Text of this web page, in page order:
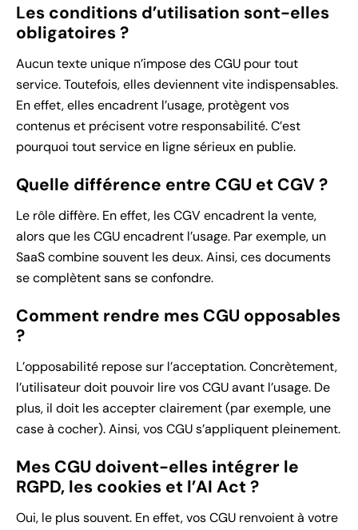
Les conditions d’utilisation sont-elles
obligatoires ?
Aucun texte unique n’impose des CGU pour tout
service. Toutefois, elles deviennent vite indispensables.
En effet, elles encadrent l’usage, protègent vos
contenus et précisent votre responsabilité. C’est
pourquoi tout service en ligne sérieux en publie.
Quelle différence entre CGU et CGV ?
Le rôle diffère. En effet, les CGV encadrent la vente,
alors que les CGU encadrent l’usage. Par exemple, un
SaaS combine souvent les deux. Ainsi, ces documents
se complètent sans se confondre.
Comment rendre mes CGU opposables
?
L’opposabilité repose sur l’acceptation. Concrètement,
l’utilisateur doit pouvoir lire vos CGU avant l’usage. De
plus, il doit les accepter clairement (par exemple, une
case à cocher). Ainsi, vos CGU s’appliquent pleinement.
Mes CGU doivent-elles intégrer le
RGPD, les cookies et l’AI Act ?
Oui, le plus souvent. En effet, vos CGU renvoient à votre